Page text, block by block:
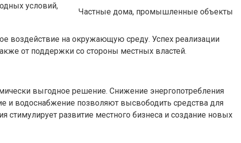
условий,
Частные дома, промышленные объекты
воздействие на окружающую среду. Успех реализации
от поддержки со стороны местных властей.
выгодное решение. Снижение энергопотребления
и водоснабжение позволяют высвободить средства для
стимулирует развитие местного бизнеса и создание новых